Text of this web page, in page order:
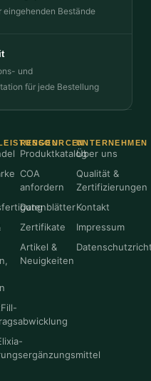
Bestände
und
für jede Bestellung
RESSOURCEN
Produktkatalog
COA
anfordern
Datenblätter
Zertifikate
Artikel &
Neuigkeiten
UNTERNEHMEN
Über uns
Qualität &
Zertifizierungen
Kontakt
Impressum